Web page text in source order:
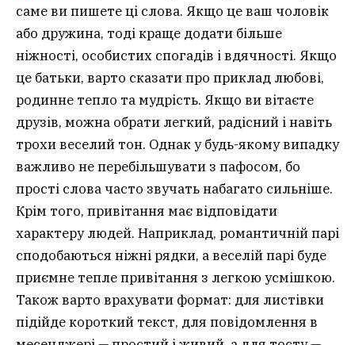
саме ви пишете ці слова. Якщо це ваш чоловік
або дружина, тоді краще додати більше
ніжності, особистих спогадів і вдячності. Якщо
це батьки, варто сказати про приклад любові,
родинне тепло та мудрість. Якщо ви вітаєте
друзів, можна обрати легкий, радісний і навіть
трохи веселий тон. Однак у будь-якому випадку
важливо не перебільшувати з пафосом, бо
прості слова часто звучать набагато сильніше.
Крім того, привітання має відповідати
характеру людей. Наприклад, романтичній парі
сподобаються ніжні рядки, а веселій парі буде
приємне тепле привітання з легкою усмішкою.
Також варто врахувати формат: для листівки
підійде короткий текст, для повідомлення в